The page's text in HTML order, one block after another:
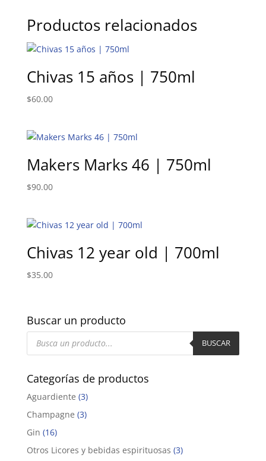
Productos relacionados
Chivas 15 años | 750ml
$60.00
Makers Marks 46 | 750ml
$90.00
Chivas 12 year old | 700ml
$35.00
Buscar un producto
Búsqueda
BUSCAR
Categorías de productos
Aguardiente (3)
Champagne (3)
Gin (16)
Otros Licores y bebidas espirituosas (3)